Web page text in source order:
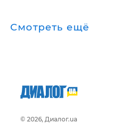
Смотреть ещё
© 2026, Диалог.ua